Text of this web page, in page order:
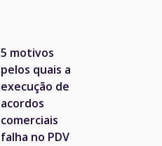
5 motivos
pelos quais a
execução de
acordos
comerciais
falha no PDV